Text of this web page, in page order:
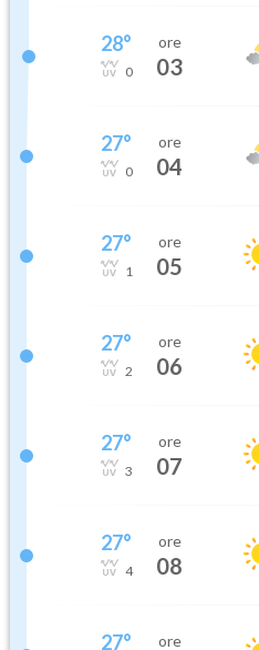
28°
0
ore
03
27°
0
ore
04
27°
1
ore
05
27°
2
ore
06
27°
3
ore
07
27°
4
ore
08
27° ore